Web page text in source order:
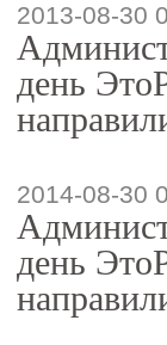
2013-08-30
день
2014-08-30
день